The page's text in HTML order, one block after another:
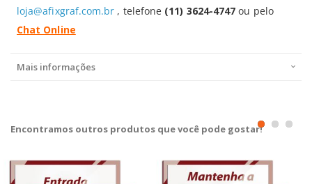
loja@afixgraf.com.br , telefone (11) 3624-4747 ou pelo
Chat Online
Mais informações
Encontramos outros produtos que você pode gostar!